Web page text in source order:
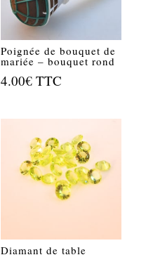
Poignée de bouquet de
mariée – bouquet rond
4.00€ TTC
Diamant de table